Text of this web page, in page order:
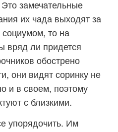
замечательные
их чада выходят за
то на
вряд ли придется
обострено
они видят соринку не
и в своем, поэтому
с близкими.
упорядочить. Им